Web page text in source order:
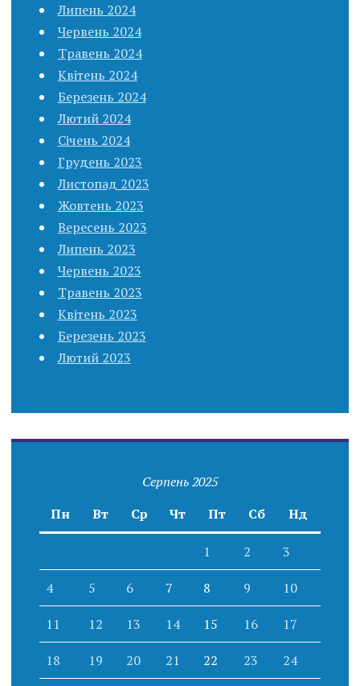
Липень 2024
Червень 2024
Травень 2024
Квітень 2024
Березень 2024
Лютий 2024
Січень 2024
Грудень 2023
Листопад 2023
Жовтень 2023
Вересень 2023
Липень 2023
Червень 2023
Травень 2023
Квітень 2023
Березень 2023
Лютий 2023
Серпень 2025
Пн
Вт Ср Чт Пт Сб Нд
1 2 3
4 5 6 7 8 9 10
11 12 13 14 15 16 17
18 19 20 21 22 23 24